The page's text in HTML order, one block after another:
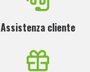
Assistenza cliente